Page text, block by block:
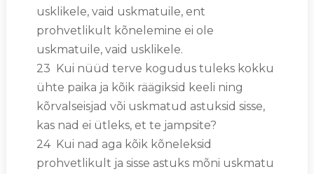
usklikele, vaid uskmatuile, ent
prohvetlikult kõnelemine ei ole
uskmatuile, vaid usklikele.
23 Kui nüüd terve kogudus tuleks kokku
ühte paika ja kõik räägiksid keeli ning
kõrvalseisjad või uskmatud astuksid sisse,
kas nad ei ütleks, et te jampsite?
24 Kui nad aga kõik kõneleksid
prohvetlikult ja sisse astuks mõni uskmatu